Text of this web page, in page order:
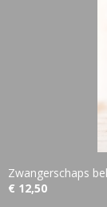
Zwangerschaps
€ 12,50